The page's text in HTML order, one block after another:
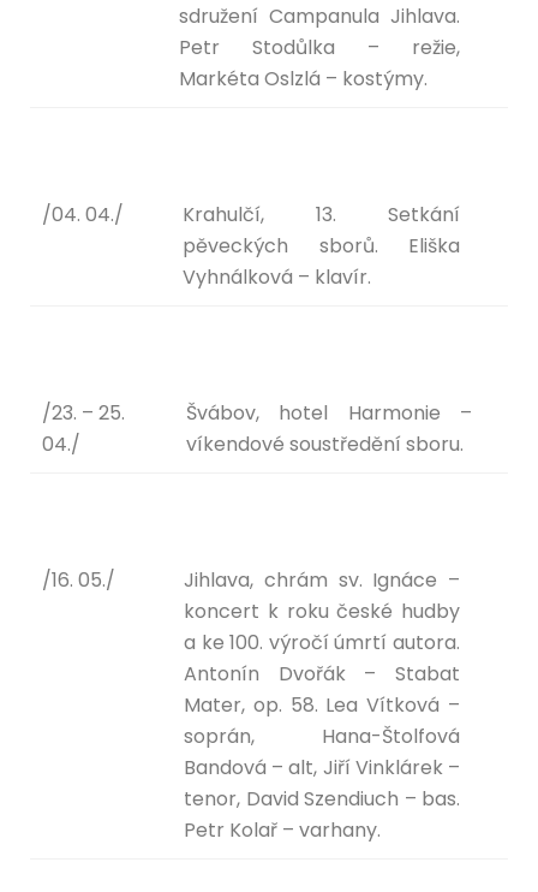
sdružení Campanula Jihlava.
Petr Stodůlka – režie,
Markéta Oslzlá – kostýmy.
/04. 04./
Krahulčí, 13. Setkání
pěveckých sborů. Eliška
Vyhnálková – klavír.
/23. – 25.
04./
Švábov, hotel Harmonie –
víkendové soustředění sboru.
/16. 05./
Jihlava, chrám sv. Ignáce –
koncert k roku české hudby
a ke 100. výročí úmrtí autora.
Antonín Dvořák – Stabat
Mater, op. 58. Lea Vítková –
soprán, Hana-Štolfová
Bandová – alt, Jiří Vinklárek –
tenor, David Szendiuch – bas.
Petr Kolař – varhany.